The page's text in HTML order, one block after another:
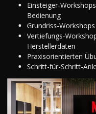
Einsteiger-
Bedienung
Grundriss-
Vertiefungs-
Herstellerdaten
Praxisorientierten
Schritt-für-Schritt-